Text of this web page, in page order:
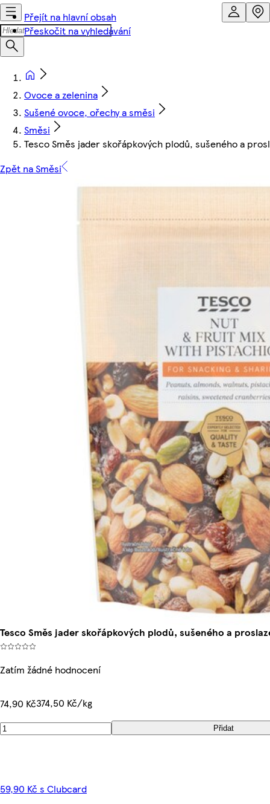
Přejít na hlavní obsah
Přeskočit na vyhledávání
Ovoce a zelenina
Sušené ovoce, ořechy a směsi
Směsi
Tesco Směs jader skořápkových plodů, sušeného a
Zpět na Směsi
Tesco Směs jader skořápkových plodů, sušeného a
Zatím žádné hodnocení
74,90 Kč374,50 Kč/kg
Přidat
59,90 Kč s Clubcard